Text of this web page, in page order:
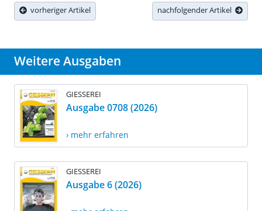
vorheriger Artikel nachfolgender Artikel
Weitere Ausgaben
GIESSEREI
Ausgabe 0708 (2026)
› mehr erfahren
GIESSEREI
Ausgabe 6 (2026)